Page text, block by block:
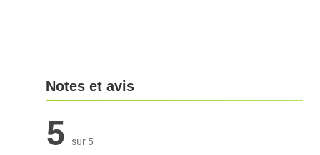
Notes et avis
5 sur 5